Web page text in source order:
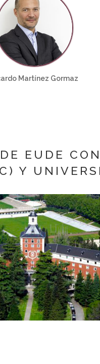
Martínez Gormaz
EUDE
Y